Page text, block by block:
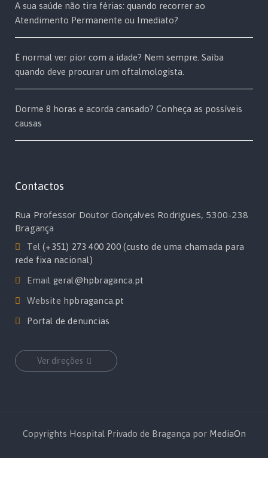
A sua saúde não tira férias: quando recorrer ao
Atendimento Permanente ou Imediato?
É normal ver pior com a idade? Nem sempre. Saiba
quando deve procurar um oftalmologista.
Dorme 8 horas e acorda cansado? Conheça as possíveis
causas
Contactos
Rua Professor Doutor Gonçalves Rodrigues, 5300-238
Bragança
Tel(+351) 273 400 200 (custo de uma chamada para
rede fixa nacional)
Email geral@hpbraganca.pt
Website hpbraganca.pt
Portal de denuncias
Ver direções
Copyrights Hospital Privado de Bragança por MediaOn